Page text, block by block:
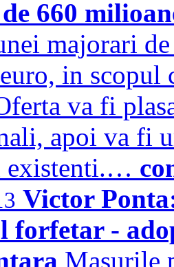
660
majorari
in
va fi
apoi va fi
existenti.…
Victor
forfetar -
Masurile